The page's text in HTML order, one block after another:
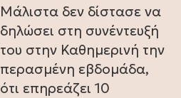
Μάλιστα δεν δίστασε να
δηλώσει στη συνέντευξή
του στην Καθημερινή την
περασμένη εβδομάδα,
ότι επηρεάζει 10